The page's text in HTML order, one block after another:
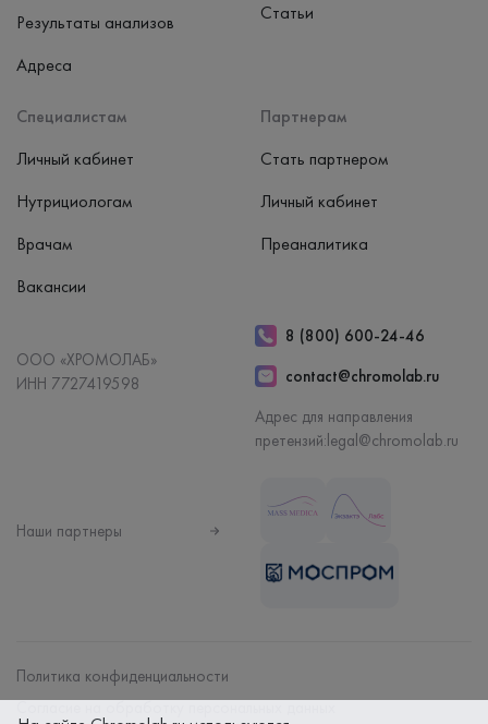
Результаты анализов
Адреса
Специалистам
Личный кабинет
Нутрициологам
Врачам
Вакансии
Партнерам
Стать партнером
Личный кабинет
Преаналитика
Статьи
ООО «ХРОМОЛАБ»
ИНН 7727419598
8 (800) 600-24-46
contact@chromolab.ru
Адрес для направления
претензий:legal@chromolab.ru
Наши партнеры
Политика конфиденциальности